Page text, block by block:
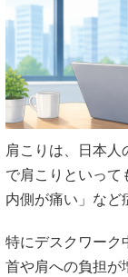
肩こりは、日本人
で肩こりといって
内側が痛い」など
特にデスクワーク
首や肩への負担が